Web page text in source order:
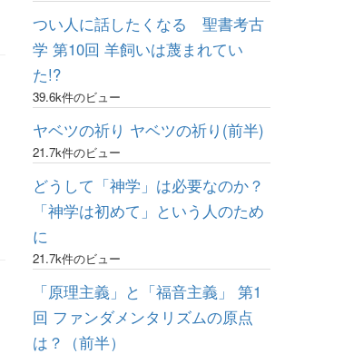
つい人に話したくなる 聖書考古
学 第10回 羊飼いは蔑まれてい
た!?
39.6k件のビュー
ヤベツの祈り ヤベツの祈り(前半)
21.7k件のビュー
どうして「神学」は必要なのか？
「神学は初めて」という人のため
に
21.7k件のビュー
「原理主義」と「福音主義」 第1
回 ファンダメンタリズムの原点
は？（前半）